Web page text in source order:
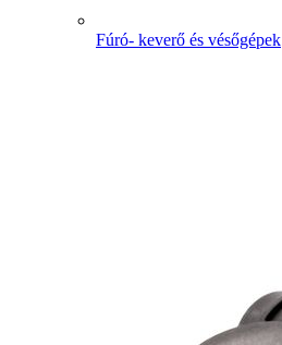
Fúró- keverő és vésőgépek